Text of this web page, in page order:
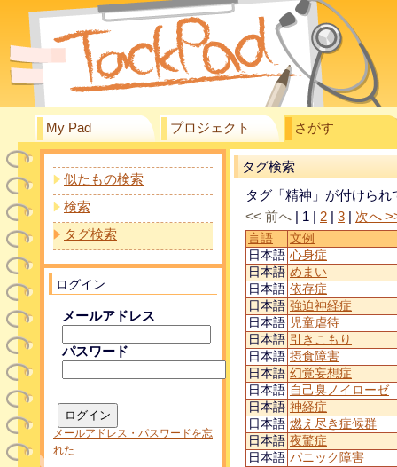
My Pad プロジェクト さがす
似たもの検索
検索
タグ検索
ログイン
メールアドレス
パスワード
メールアドレス・パスワードを忘
れた
タグ検索
タグ「精神」が付けら
<< 前へ
1 2 3 次へ
言語
文例
日本語 心身症
日本語 めまい
日本語 依存症
日本語 強迫神経症
日本語 児童虐待
日本語 引きこもり
日本語 摂食障害
日本語 幻覚妄想症
日本語 自己臭ノイローゼ
日本語 神経症
日本語 燃え尽き症候群
日本語 夜驚症
日本語 パニック障害